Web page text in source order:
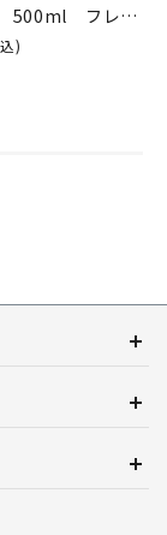
500ml フレグ
用オイル
)